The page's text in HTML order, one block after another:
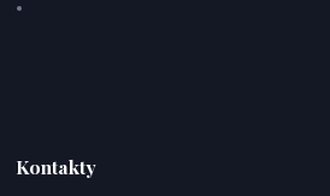
Kontakty